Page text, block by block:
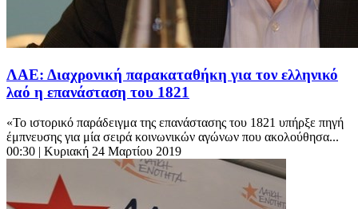
ΛΑΕ: Διαχρονική παρακαταθήκη για τον ελληνικό
λαό η επανάσταση του 1821
«Το ιστορικό παράδειγμα της επανάστασης του 1821 υπήρξε πηγή
έμπνευσης για μία σειρά κοινωνικών αγώνων που ακολούθησα...
00:30 | Κυριακή 24 Μαρτίου 2019